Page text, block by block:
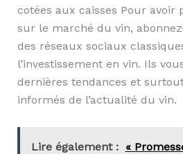
cotées aux caisses Pour avoir
sur le marché du vin,
des réseaux sociaux
l’investissement en vin. Ils
dernières tendances et
informés de l’actualité du vin.
Lire également : «